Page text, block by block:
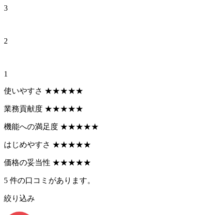
3
2
1
使いやすさ ★★★★★
業務貢献度 ★★★★★
機能への満足度 ★★★★★
はじめやすさ ★★★★★
価格の妥当性 ★★★★★
5 件の口コミがあります。
絞り込み